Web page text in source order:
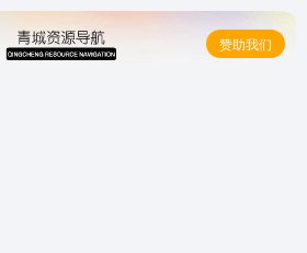
赞助我们